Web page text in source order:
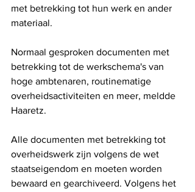
met betrekking tot hun werk en ander
materiaal.
Normaal gesproken documenten met
betrekking tot de werkschema's van
hoge ambtenaren, routinematige
overheidsactiviteiten en meer, meldde
Haaretz.
Alle documenten met betrekking tot
overheidswerk zijn volgens de wet
staatseigendom en moeten worden
bewaard en gearchiveerd. Volgens het